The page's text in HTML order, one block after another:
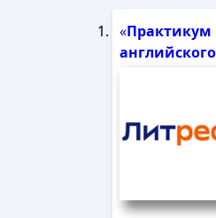
«Практикум
английского